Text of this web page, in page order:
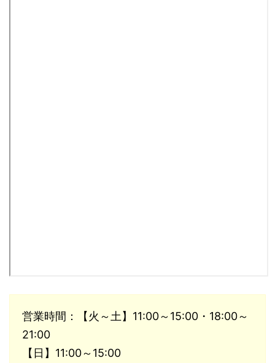
営業時間：【火～土】11:00～15:00・18:00～
21:00
【日】11:00～15:00